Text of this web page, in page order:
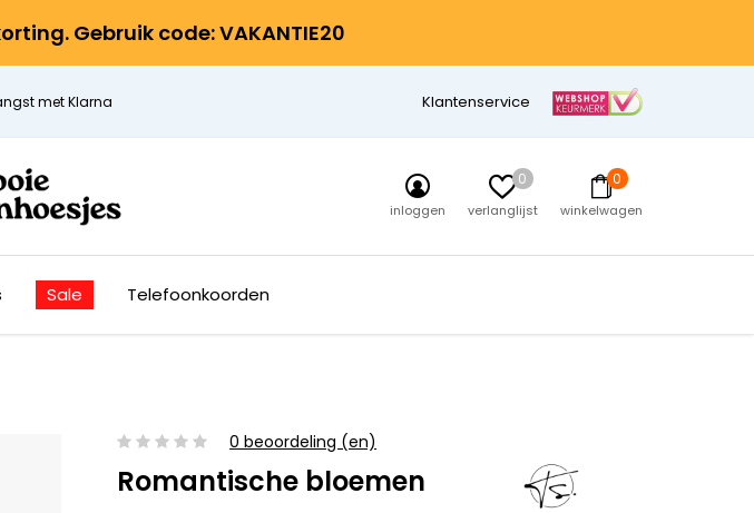
Gebruik code: VAKANTIE20
met Klarna Klantenservice
inloggen
0
verlanglijst
0
winkelwagen
Sale Telefoonkoorden
0 beoordeling (en)
Romantische bloemen